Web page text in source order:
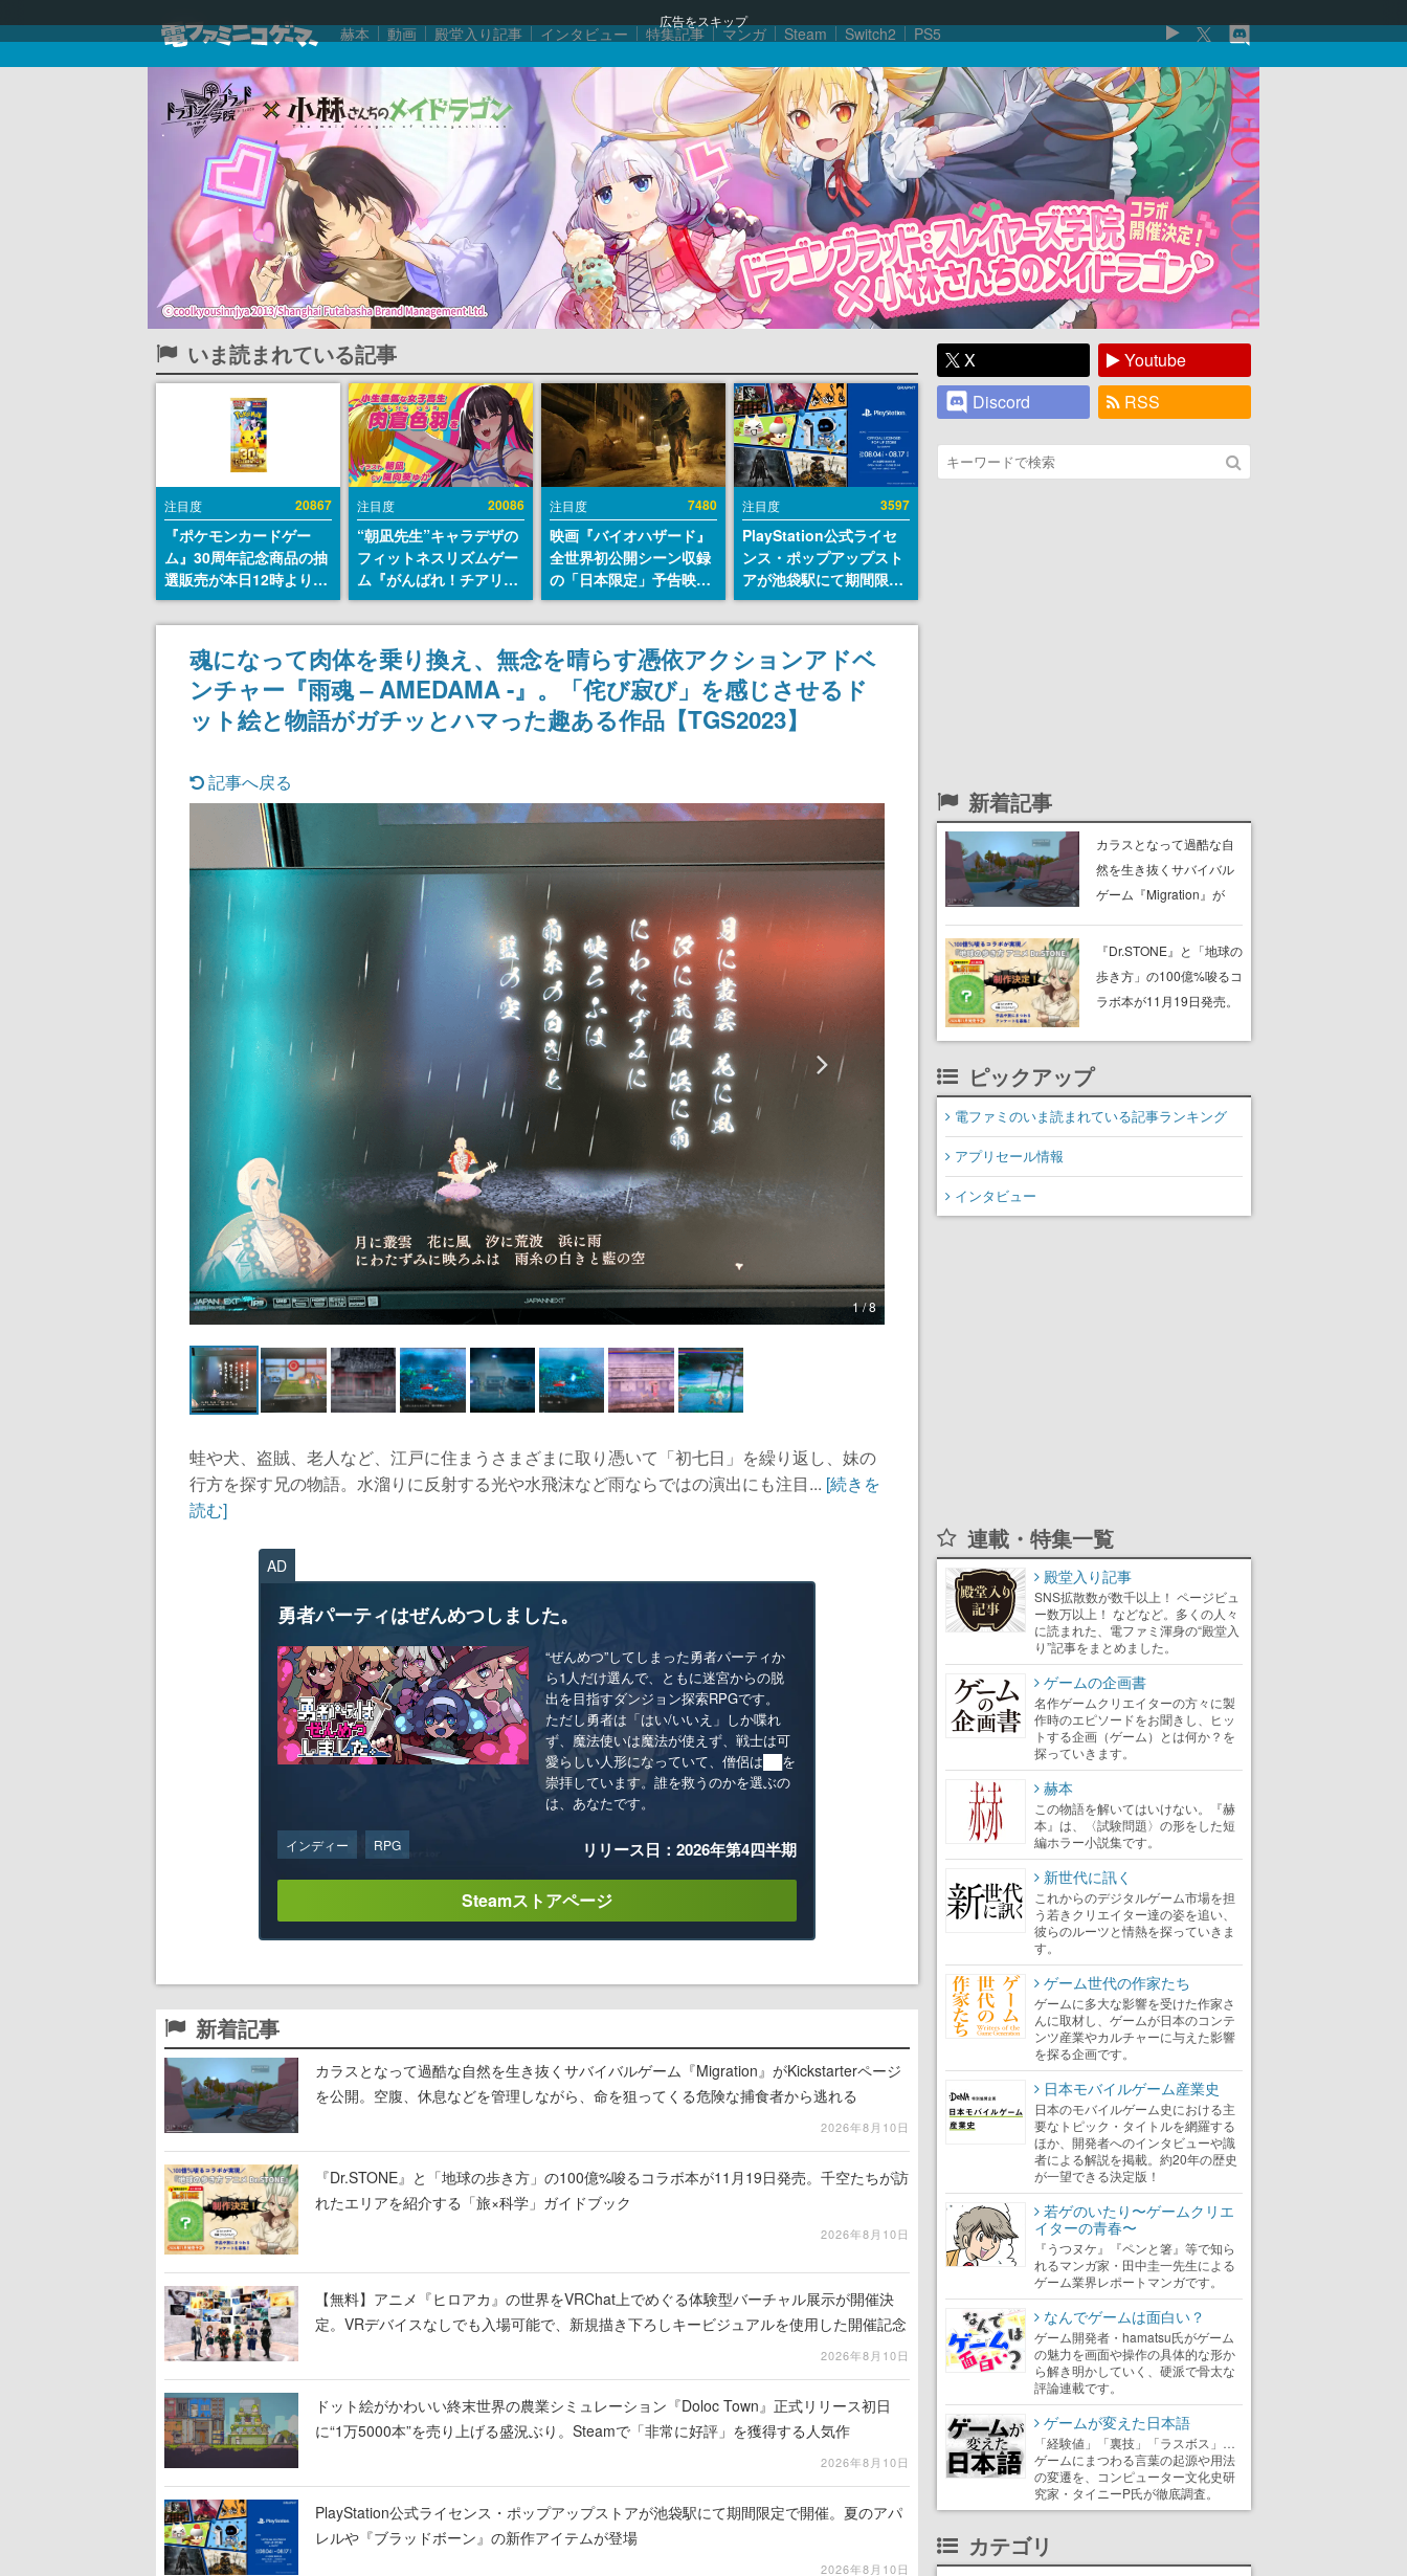
広告をスキップ
赫本 動画 殿堂入り記事 インタビュー 特集記事 マンガ Steam Switch2 PS5
いま読まれている記事
注目度 20867
『ポケモンカードゲー
ム』30周年記念商品の抽
選販売が本日12時より開
始。拡張パック「30th
CELEBRATION」のボッ
クスに、「プレミアムデ
ッキセット エーフィ・ブ
ラッキー」
「FUTURISTIC BOX」の
計3商品
注目度 20086
“朝凪先生”キャラデザの
フィットネスリズムゲー
ム『がんばれ！チアリズ
ム』Steamストアページ
が公開。キャラクターの
CVは陽向葵ゅかさん
注目度 7480
映画『バイオハザード』
全世界初公開シーン収録
の「日本限定」予告映像
が解禁。バイオの日（8
月10日）にあわせて、
「ラクーンシティ総合病
院」へ行く配達人の姿が
披露
注目度 3597
PlayStation公式ライセ
ンス・ポップアップスト
アが池袋駅にて期間限定
で開催。夏のアパレルや
『ブラッドボーン』の新
作アイテムが登場
魂になって肉体を乗り換え、無念を晴らす憑依アクションアドベ
ンチャー『雨魂 – AMEDAMA -』。「侘び寂び」を感じさせるド
ット絵と物語がガチッとハマった趣ある作品【TGS2023】
記事へ戻る
1 / 8
蛙や犬、盗賊、老人など、江戸に住まうさまざまに取り憑いて「初七日」を繰り返し、妹の
行方を探す兄の物語。水溜りに反射する光や水飛沫など雨ならではの演出にも注目... [続きを
読む]
AD
勇者パーティはぜんめつしました。
“ぜんめつ”してしまった勇者パーティか
ら1人だけ選んで、ともに迷宮からの脱
出を目指すダンジョン探索RPGです。
ただし勇者は「はい/いいえ」しか喋れ
ず、魔法使いは魔法が使えず、戦士は可
愛らしい人形になっていて、僧侶は██を
崇拝しています。誰を救うのかを選ぶの
は、あなたです。
インディー RPG リリース日：2026年第4四半期
Steamストアページ
新着記事
カラスとなって過酷な自然を生き抜くサバイバルゲーム『Migration』がKickstarterページ
を公開。空腹、休息などを管理しながら、命を狙ってくる危険な捕食者から逃れる
2026年8月10日
『Dr.STONE』と「地球の歩き方」の100億%唆るコラボ本が11月19日発売。千空たちが訪
れたエリアを紹介する「旅×科学」ガイドブック
2026年8月10日
【無料】アニメ『ヒロアカ』の世界をVRChat上でめぐる体験型バーチャル展示が開催決
定。VRデバイスなしでも入場可能で、新規描き下ろしキービジュアルを使用した開催記念
2026年8月10日
ドット絵がかわいい終末世界の農業シミュレーション『Doloc Town』正式リリース初日
に“1万5000本”を売り上げる盛況ぶり。Steamで「非常に好評」を獲得する人気作
2026年8月10日
PlayStation公式ライセンス・ポップアップストアが池袋駅にて期間限定で開催。夏のアパ
レルや『ブラッドボーン』の新作アイテムが登場
2026年8月10日
X
Youtube
Discord
RSS
新着記事
カラスとなって過酷な自
然を生き抜くサバイバル
ゲーム『Migration』が
開。空腹、休息などを管
理しながら、命を狙って
くる危険な捕食者から逃
『Dr.STONE』と「地球の
歩き方」の100億%唆るコ
ラボ本が11月19日発売。
ピックアップ
電ファミのいま読まれている記事ランキング
アプリセール情報
インタビュー
連載・特集一覧
殿堂入り記事
SNS拡散数が数千以上！ ページビュ
ー数万以上！ などなど。多くの人々
に読まれた、電ファミ渾身の“殿堂入
り”記事をまとめました。
ゲームの企画書
名作ゲームクリエイターの方々に製
作時のエピソードをお聞きし、ヒッ
トする企画（ゲーム）とは何か？を
探っていきます。
赫本
この物語を解いてはいけない。『赫
本』は、〈試験問題〉の形をした短
編ホラー小説集です。
新世代に訊く
これからのデジタルゲーム市場を担
う若きクリエイター達の姿を追い、
彼らのルーツと情熱を探っていきま
す。
ゲーム世代の作家たち
ゲームに多大な影響を受けた作家さ
んに取材し、ゲームが日本のコンテ
ンツ産業やカルチャーに与えた影響
を探る企画です。
日本モバイルゲーム産業史
日本のモバイルゲーム史における主
要なトピック・タイトルを網羅する
ほか、開発者へのインタビューや識
者による解説を掲載。約20年の歴史
が一望できる決定版！
若ゲのいたり〜ゲームクリエ
イターの青春〜
『うつヌケ』『ペンと箸』等で知ら
れるマンガ家・田中圭一先生による
ゲーム業界レポートマンガです。
なんでゲームは面白い？
ゲーム開発者・hamatsu氏がゲーム
の魅力を画面や操作の具体的な形か
ら解き明かしていく、硬派で骨太な
評論連載です。
ゲームが変えた日本語
「経験値」「裏技」「ラスボス」…
ゲームにまつわる言葉の起源や用法
の変遷を、コンピューター文化史研
究家・タイニーP氏が徹底調査。
カテゴリ